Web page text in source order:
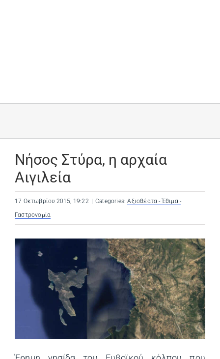
Νήσος Στύρα, η αρχαία
Αιγιλεία
17 Οκτωβρίου 2015, 19:22 Categories:Αξιοθέατα - Έθιμα -
Γαστρονομία